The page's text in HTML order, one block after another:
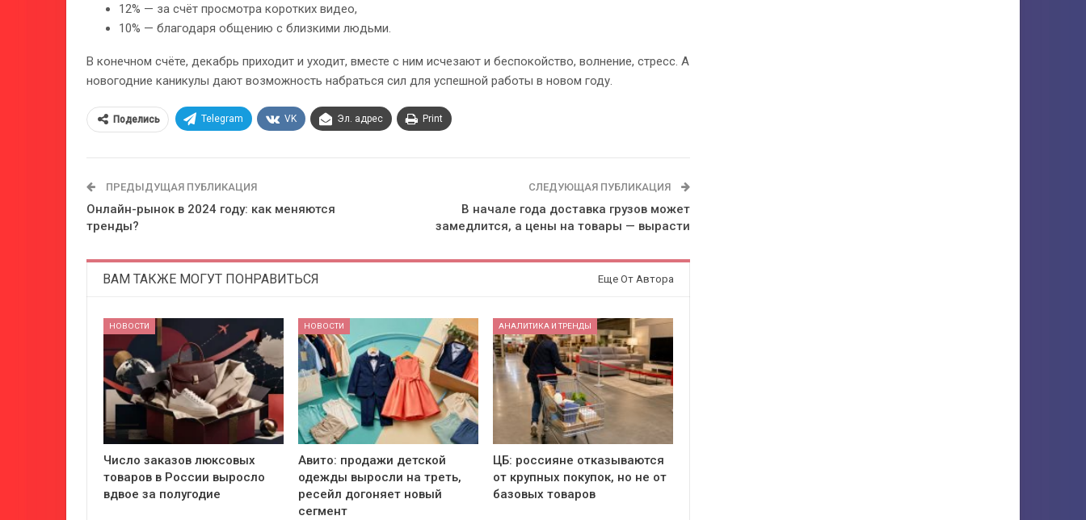
12% — за счёт просмотра коротких видео,
10% — благодаря общению с близкими людьми.
В конечном счёте, декабрь приходит и уходит, вместе с ним исчезают и беспокойство, волнение, стресс. А
новогодние каникулы дают возможность набраться сил для успешной работы в новом году.
Поделись Telegram VK Эл. адрес Print
ПРЕДЫДУЩАЯ ПУБЛИКАЦИЯ
Онлайн-рынок в 2024 году: как меняются
тренды?
СЛЕДУЮЩАЯ ПУБЛИКАЦИЯ
В начале года доставка грузов может
замедлится, а цены на товары — вырасти
ВАМ ТАКЖЕ МОГУТ ПОНРАВИТЬСЯ Еще От Автора
НОВОСТИ
Число заказов люксовых
товаров в России выросло
вдвое за полугодие
НОВОСТИ
Авито: продажи детской
одежды выросли на треть,
ресейл догоняет новый
сегмент
АНАЛИТИКА И ТРЕНДЫ
ЦБ: россияне отказываются
от крупных покупок, но не от
базовых товаров